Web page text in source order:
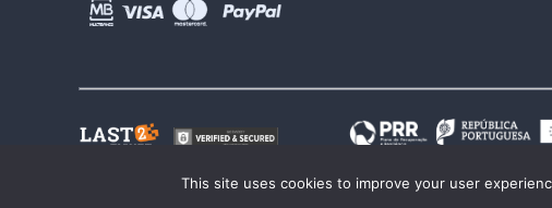
This site uses cookies to improve your user